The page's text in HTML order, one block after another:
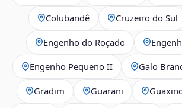
Colubandê Cruzeiro do Sul
Engenho do Roçado
Engenho Pequeno II Galo
Gradim Guarani